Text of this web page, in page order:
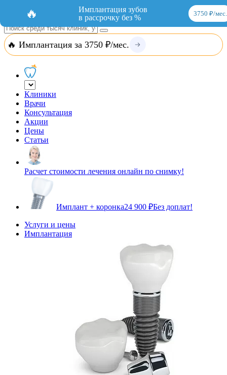
Добавить организациюВход
🔥 Имплантация за 3750 ₽/мес.
Клиники
Врачи
Консультация
Акции
Цены
Статьи
Расчет стоимости лечения онлайн по снимку!
Имплант + коронка24 900 ₽Без доплат!
Услуги и цены
Имплантация
🔥
Имплантация зубов
в рассрочку без %
3750 ₽/мес.